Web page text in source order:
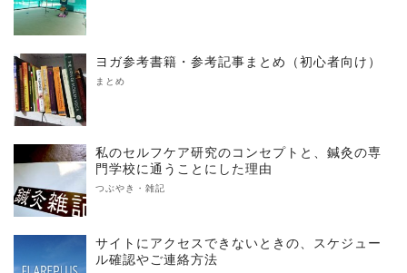
ヨガ参考書籍・参考記事まとめ（初心者向け）
まとめ
私のセルフケア研究のコンセプトと、鍼灸の専
門学校に通うことにした理由
つぶやき・雑記
サイトにアクセスできないときの、スケジュー
ル確認やご連絡方法